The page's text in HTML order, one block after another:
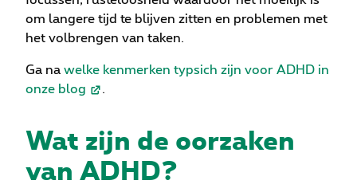
om langere tijd te blijven zitten en problemen met
het volbrengen van taken.
Ga na welke kenmerken typsich zijn voor ADHD in
onze blog
.
Wat zijn de oorzaken
van ADHD?